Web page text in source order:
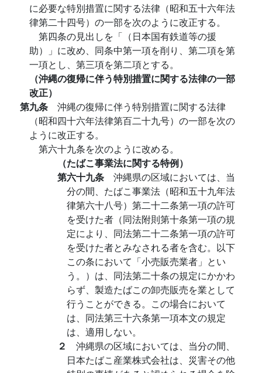
に必要な特別措置に関する法律（昭和五十六年法
律第二十四号）の一部を次のように改正する。
第四条の見出しを「（日本国有鉄道等の援
助）」に改め、同条中第一項を削り、第二項を第
一項とし、第三項を第二項とする。
（沖縄の復帰に伴う特別措置に関する法律の一部
改正）
第九条 沖縄の復帰に伴う特別措置に関する法律
（昭和四十六年法律第百二十九号）の一部を次の
ように改正する。
第六十九条を次のように改める。
（たばこ事業法に関する特例）
第六十九条 沖縄県の区域においては、当
分の間、たばこ事業法（昭和五十九年法
律第六十八号）第二十二条第一項の許可
を受けた者（同法附則第十条第一項の規
定により、同法第二十二条第一項の許可
を受けた者とみなされる者を含む。以下
この条において「小売販売業者」とい
う。）は、同法第二十条の規定にかかわ
らず、製造たばこの卸売販売を業として
行うことができる。この場合において
は、同法第三十六条第一項本文の規定
は、適用しない。
２ 沖縄県の区域においては、当分の間、
日本たばこ産業株式会社は、災害その他